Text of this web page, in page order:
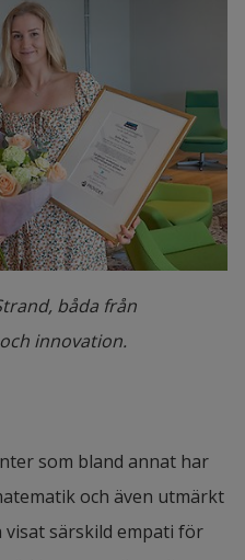
båda från
innovation.
som bland annat har
och även utmärkt
visat särskild empati för